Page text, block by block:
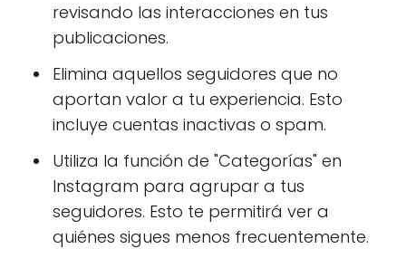
revisando las interacciones en tus
publicaciones.
Elimina aquellos seguidores que no
aportan valor a tu experiencia. Esto
incluye cuentas inactivas o spam.
Utiliza la función de "Categorías" en
Instagram para agrupar a tus
seguidores. Esto te permitirá ver a
quiénes sigues menos frecuentemente.